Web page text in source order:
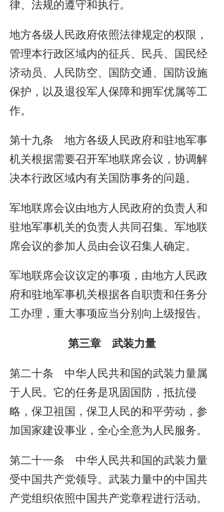
律、法规的遵守和执行。
地方各级人民政府依照法律规定的权限，
管理本行政区域内的征兵、民兵、国民经
济动员、人民防空、国防交通、国防设施
保护，以及退役军人保障和拥军优属等工
作。
第十九条 地方各级人民政府和驻地军事
机关根据需要召开军地联席会议，协调解
决本行政区域内有关国防事务的问题。
军地联席会议由地方人民政府的负责人和
驻地军事机关的负责人共同召集。军地联
席会议的参加人员由会议召集人确定。
军地联席会议议定的事项，由地方人民政
府和驻地军事机关根据各自职责和任务分
工办理，重大事项应当分别向上级报告。
第三章 武装力量
第二十条 中华人民共和国的武装力量属
于人民。它的任务是巩固国防，抵抗侵
略，保卫祖国，保卫人民的和平劳动，参
加国家建设事业，全心全意为人民服务。
第二十一条 中华人民共和国的武装力量
受中国共产党领导。武装力量中的中国共
产党组织依照中国共产党章程进行活动。